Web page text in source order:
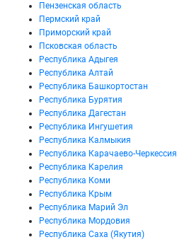
Пензенская область
Пермский край
Приморский край
Псковская область
Республика Адыгея
Республика Алтай
Республика Башкортостан
Республика Бурятия
Республика Дагестан
Республика Ингушетия
Республика Калмыкия
Республика Карачаево-Черкессия
Республика Карелия
Республика Коми
Республика Крым
Республика Марий Эл
Республика Мордовия
Республика Саха (Якутия)